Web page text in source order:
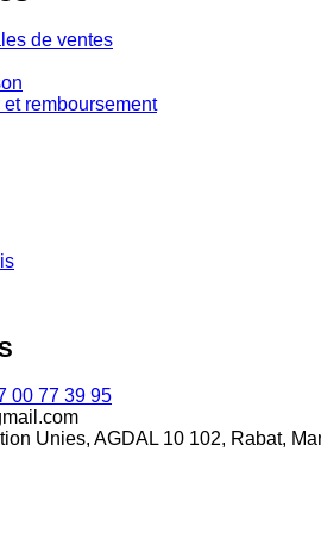
de ventes
remboursement
00 77 39 95
Unies, AGDAL 10 102, Rabat,